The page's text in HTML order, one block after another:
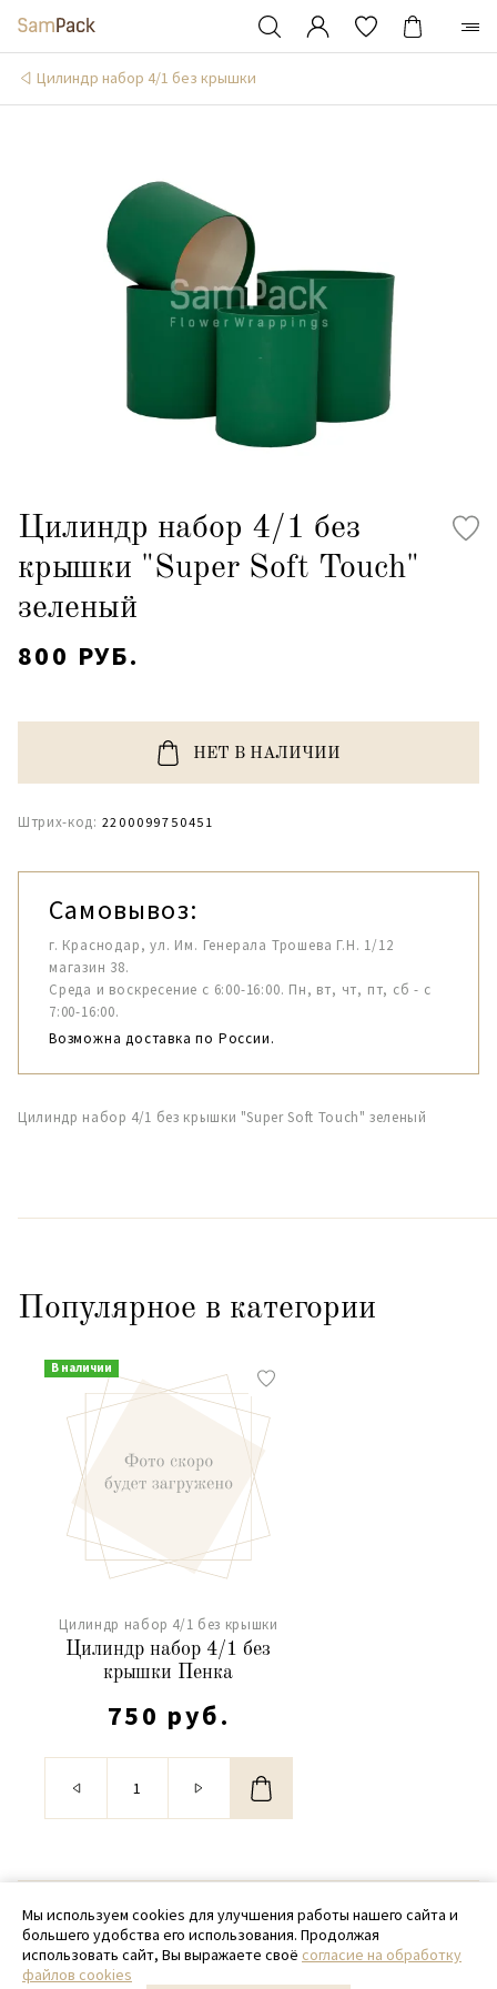
Цилиндр набор 4/1 без крышки
Цилиндр набор 4/1 без
крышки "Super Soft Touch"
зеленый
800 РУБ.
НЕТ В НАЛИЧИИ
Штрих-код: 2200099750451
Самовывоз:
г. Краснодар, ул. Им. Генерала Трошева Г.Н. 1/12
магазин 38.
Среда и воскресение с 6:00-16:00. Пн, вт, чт, пт, сб - с
7:00-16:00.
Возможна доставка по России.
Цилиндр набор 4/1 без крышки "Super Soft Touch" зеленый
Популярное в категории
В наличии
Цилиндр набор 4/1 без крышки
Цилиндр набор 4/1 без
крышки Пенка
750 руб.
© 2020 - 2026 SamPack
+ 7 (918) 699-97-87
zakaz@sampack.store
Мы используем cookies для улучшения работы нашего сайта и
большего удобства его использования. Продолжая
использовать сайт, Вы выражаете своё согласие на обработку
файлов cookies